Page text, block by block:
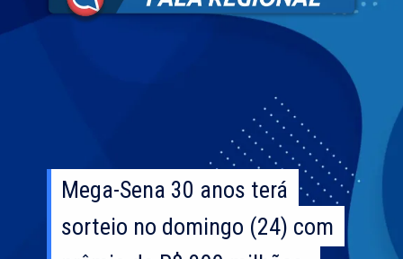
Mega-Sena 30 anos terá
sorteio no domingo (24) com
Mega-Sena 30 anos terá
sorteio no domingo (24) com